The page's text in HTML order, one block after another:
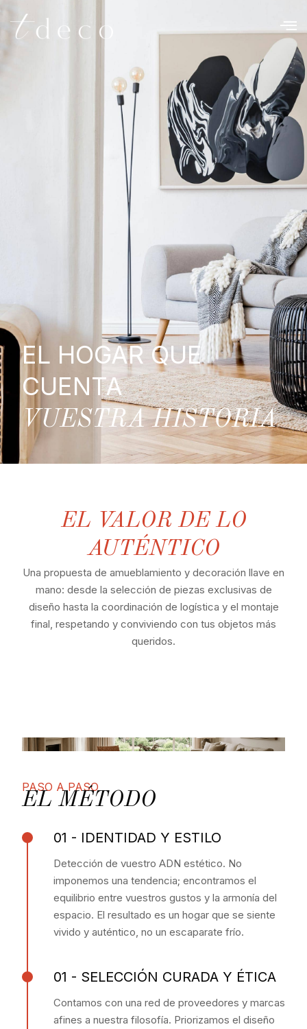
EL HOGAR QUE
CUENTA
VUESTRA HISTORIA
EL VALOR DE LO
AUTÉNTICO
Una propuesta de amueblamiento y decoración llave en
mano: desde la selección de piezas exclusivas de
diseño hasta la coordinación de logística y el montaje
final, respetando y conviviendo con tus objetos más
queridos.
PASO A PASO
EL MÉTODO
01 - IDENTIDAD Y ESTILO
Detección de vuestro ADN estético. No
imponemos una tendencia; encontramos el
equilibrio entre vuestros gustos y la armonía del
espacio. El resultado es un hogar que se siente
vivido y auténtico, no un escaparate frío.
01 - SELECCIÓN CURADA Y ÉTICA
Contamos con una red de proveedores y marcas
afines a nuestra filosofía. Priorizamos el diseño